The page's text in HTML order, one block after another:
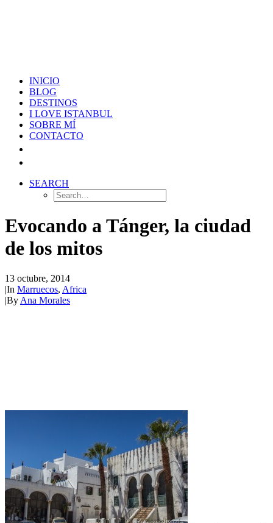
INICIO
BLOG
DESTINOS
I LOVE ISTANBUL
SOBRE MÍ
CONTACTO
SEARCH
Evocando a Tánger, la ciudad
de los mitos
13 octubre, 2014
|In Marruecos, Africa
|By Ana Morales